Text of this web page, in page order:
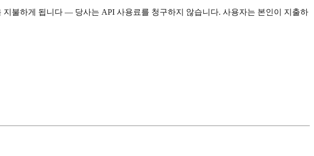
지불하게 됩니다 — 당사는 API 사용료를 청구하지 않습니다. 사용자는 본인이 지출하